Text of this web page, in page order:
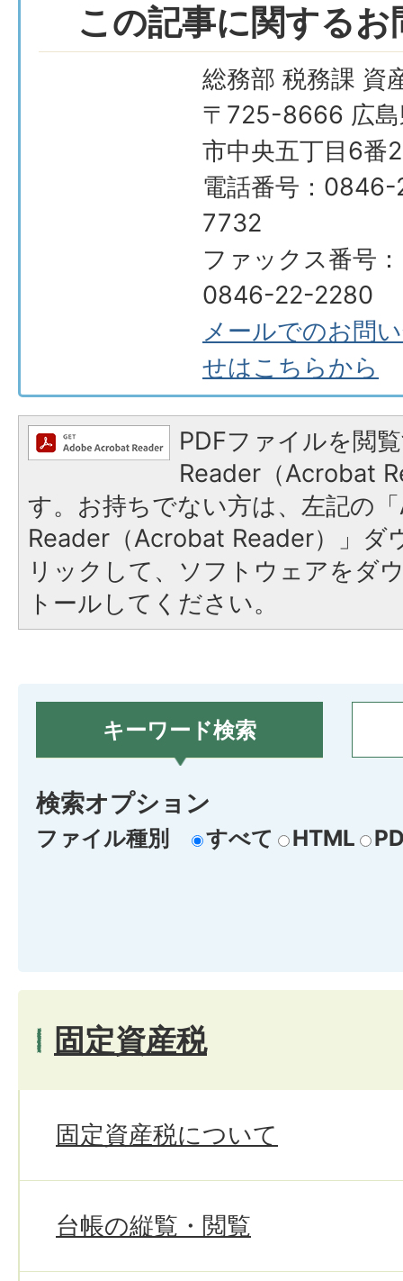
この記事に関する
総務部 税務課 資
〒725-8666 広島
市中央五丁目6番
電話番号：
7732
ファックス番号：
0846-22-2280
メールでのお問
せはこちらから
PDFファイルを閲
Reader（Acrobat
す。お持ちでない方は、左記の
Reader（Acrobat Reader）」ダ
リックして、ソフトウェアをダ
トールしてください。
キーワード検索
検索オプション
ファイル種別 すべて HTML
固定資産税
固定資産税について
台帳の縦覧・閲覧